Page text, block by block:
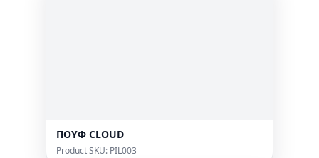
ΠΟΥΦ CLOUD
Product SKU: PIL003